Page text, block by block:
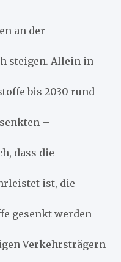
an der
steigen. Allein in
bis 2030 rund
–
dass die
ist, die
gesenkt werden
Verkehrsträgern